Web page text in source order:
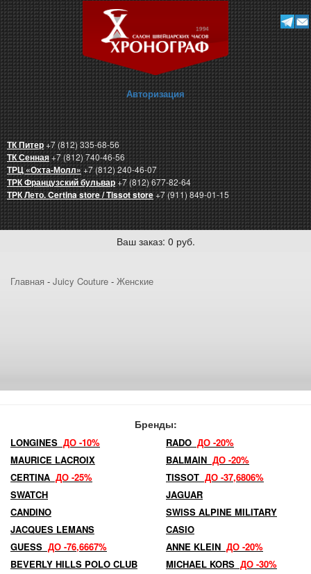
Авторизация
ТК Питер+7 (812) 335-68-56
ТК Сенная+7 (812) 740-46-56
ТРЦ «Охта-Молл»+7 (812) 240-46-07
ТРК Французский бульвар+7 (812) 677-82-64
ТРК Лето. Certina store / Tissot store+7 (911) 849-01-15
Ваш заказ: 0 руб.
Главная - Juicy Couture - Женские
Бренды:
LONGINES ДО -10% RADO ДО -20%
MAURICE LACROIX
BALMAIN ДО -20%
CERTINA ДО -25% TISSOT ДО -37,6806%
SWATCH
JAGUAR
CANDINO
SWISS ALPINE MILITARY
JACQUES LEMANS
CASIO
GUESS ДО -76,6667% ANNE KLEIN ДО -20%
BEVERLY HILLS POLO CLUB
MICHAEL KORS ДО -30%